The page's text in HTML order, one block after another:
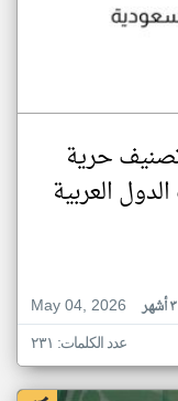
حرية
العربية
May 04, 2026
عدد الكلمات: ٢٣١